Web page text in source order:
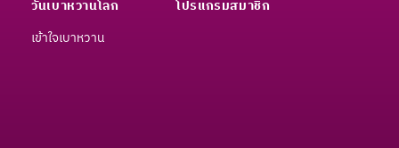
วันเบาหวานโลก
เข้าใจเบาหวาน
โปรแกรมสมาชิก